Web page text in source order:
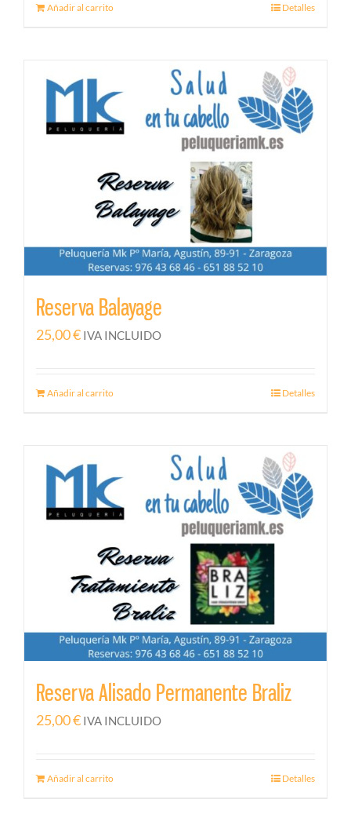
Añadir al carrito Detalles
Reserva Balayage
25,00€ IVA INCLUIDO
Añadir al carrito Detalles
Reserva Alisado Permanente Braliz
25,00€ IVA INCLUIDO
Añadir al carrito Detalles